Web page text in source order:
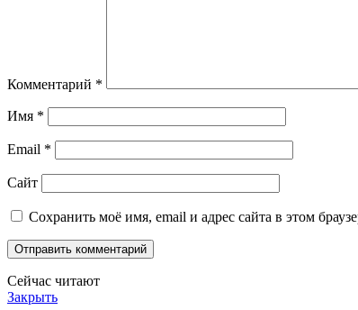
Комментарий *
Имя *
Email *
Сайт
Сохранить моё имя, email и адрес сайта в этом
Сейчас читают
Закрыть